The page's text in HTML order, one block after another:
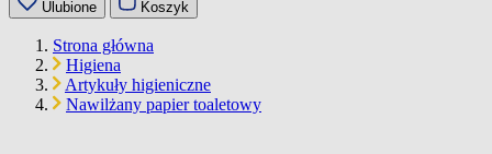
Ulubione Koszyk
Strona główna
Higiena
Artykuły higieniczne
Nawilżany papier toaletowy